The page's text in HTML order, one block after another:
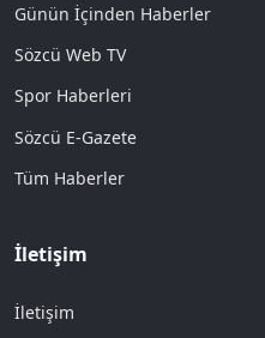
Günün İçinden Haberler
Sözcü Web TV
Spor Haberleri
Sözcü E-Gazete
Tüm Haberler
İletişim
İletişim